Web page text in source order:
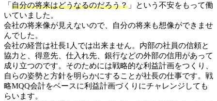
「 自分の将来はどうなるのだろう？ 」という不安をもって働
いていました。
会社の将来像が見えないので、自分の将来も想像ができませ
んでした。
会社の経営は社長1人では出来ません。内部の社員の信頼と
協力と、得意先、仕入れ先、銀行などの外部の信用があって
成り立つのです。そのためには戦略的な利益計画をつくり、
自らの姿勢と方針を明らかにすることが社長の仕事です。戦
略MQQ会計をベースに利益計画づくりにチャレンジしても
らいます。